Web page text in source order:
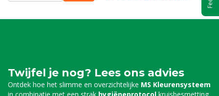
Twijfel je nog? Lees ons advies
Ontdek hoe het slimme en overzichtelijke MS Kleurensysteem